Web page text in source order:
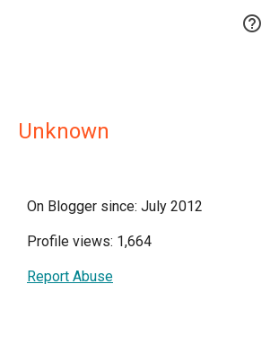

Unknown
On Blogger since: July 2012
Profile views: 1,664
Report Abuse